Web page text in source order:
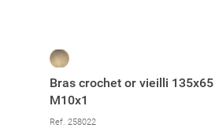
Bras crochet or vieilli
M10x1
Ref. 258022